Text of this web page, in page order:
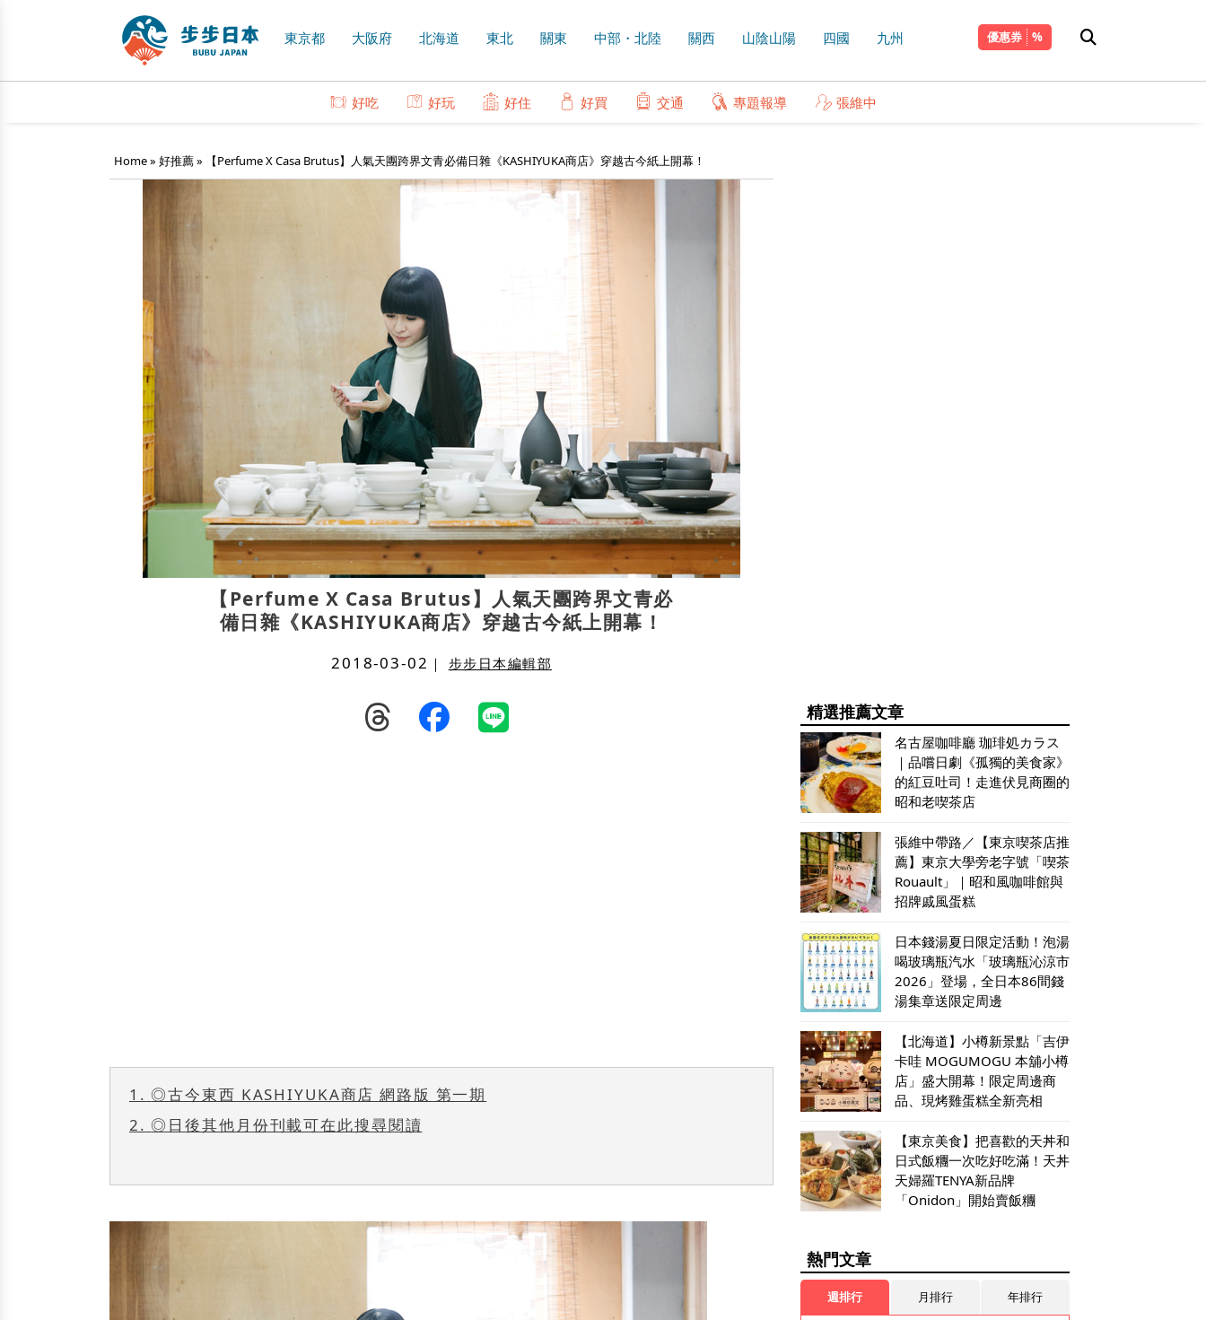
東京都 大阪府 北海道 東北 關東 中部・北陸 關西 山陰山陽 四國 九州 優惠券
好吃 好玩 好住 好買 交通 專題報導 張維中
Home» 好推薦» 【Perfume X Casa Brutus】人氣天團跨界文青必備日雜《KASHIYUKA商店》穿越古今紙上開幕！
【Perfume X Casa Brutus】人氣天團跨界文青必
備日雜《KASHIYUKA商店》穿越古今紙上開幕！
2018-03-02 ｜ 步步日本編輯部
1. ◎古今東西 KASHIYUKA商店 網路版 第一期
2. ◎日後其他月份刊載可在此搜尋閱讀
精選推薦文章
名古屋咖啡廳 珈琲処カラス
｜品嚐日劇《孤獨的美食家》
的紅豆吐司！走進伏見商圈的
昭和老喫茶店
張維中帶路／【東京喫茶店推
薦】東京大學旁老字號「喫茶
Rouault」｜昭和風咖啡館與
招牌戚風蛋糕
日本錢湯夏日限定活動！泡湯
喝玻璃瓶汽水「玻璃瓶沁涼市
2026」登場，全日本86間錢
湯集章送限定周邊
【北海道】小樽新景點「吉伊
卡哇 MOGUMOGU 本舖小樽
店」盛大開幕！限定周邊商
品、現烤雞蛋糕全新亮相
【東京美食】把喜歡的天丼和
日式飯糰一次吃好吃滿！天丼
天婦羅TENYA新品牌
「Onidon」開始賣飯糰
熱門文章
週排行 月排行 年排行